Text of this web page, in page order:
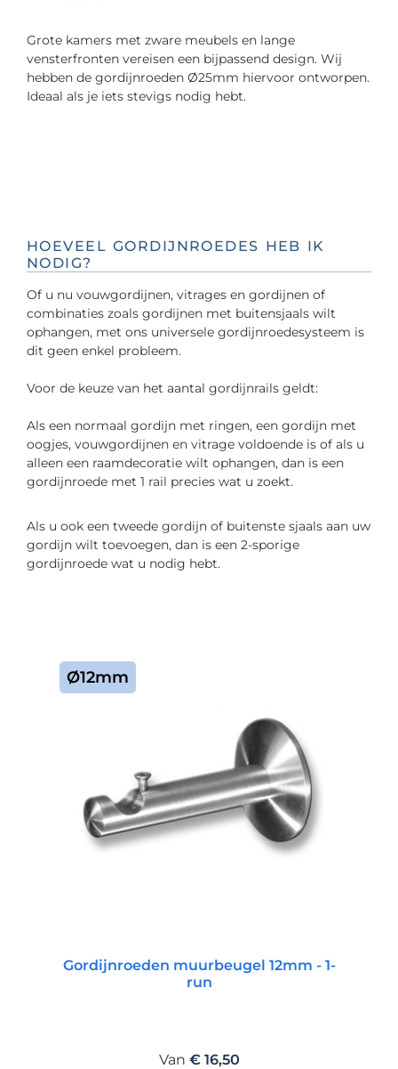
Grote kamers met zware meubels en lange
vensterfronten vereisen een bijpassend design. Wij
hebben de gordijnroeden Ø25mm hiervoor ontworpen.
Ideaal als je iets stevigs nodig hebt.
HOEVEEL GORDIJNROEDES HEB IK
NODIG?
Of u nu vouwgordijnen, vitrages en gordijnen of
combinaties zoals gordijnen met buitensjaals wilt
ophangen, met ons universele gordijnroedesysteem is
dit geen enkel probleem.
Voor de keuze van het aantal gordijnrails geldt:
Als een normaal gordijn met ringen, een gordijn met
oogjes, vouwgordijnen en vitrage voldoende is of als u
alleen een raamdecoratie wilt ophangen, dan is een
gordijnroede met 1 rail precies wat u zoekt.
Als u ook een tweede gordijn of buitenste sjaals aan uw
gordijn wilt toevoegen, dan is een 2-sporige
gordijnroede wat u nodig hebt.
Ø12mm
Gordijnroeden muurbeugel 12mm - 1-
run
Normale prijs:
Van € 16,50